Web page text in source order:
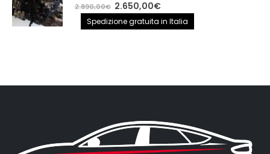
out of 5
2.890,00€ Il
prezzo
originale
2.650,00€Il
prezzo
attuale
Spedizione gratuita in Italia